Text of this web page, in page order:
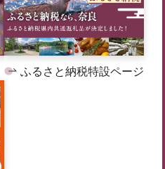
ふるさと納税特設ページ